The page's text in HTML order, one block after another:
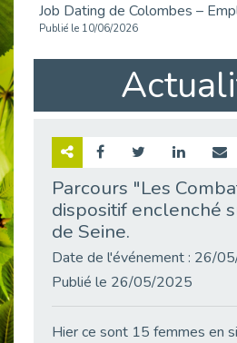
Publié le 10/06/2026
Publié le 09/06/2026
Publié le 02/06/2026
Publié le 30/05/2026
Parcours "Les
dispositif enclenché
de Seine.
Date de l'événement : 26/
Publié le 26/05/2025
Hier ce sont 15 femmes en